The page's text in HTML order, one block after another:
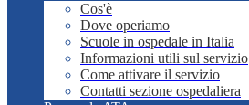
Cos'è
Dove operiamo
Scuole in ospedale in Italia
Informazioni utili sul servizio
Come attivare il servizio
Contatti sezione ospedaliera